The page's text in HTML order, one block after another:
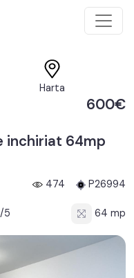
Harta
600€
inchiriat 64mp
474 P26994
5 64 mp